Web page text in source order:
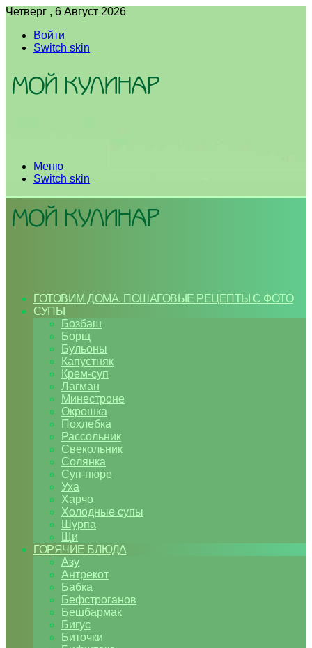
Четверг , 6 Август 2026
Войти
Switch skin
Меню
Switch skin
ГОТОВИМ ДОМА. ПОШАГОВЫЕ РЕЦЕПТЫ С ФОТО
СУПЫ
Бозбаш
Борщ
Бульоны
Капустняк
Крем-суп
Лагман
Минестроне
Окрошка
Похлебка
Рассольник
Свекольник
Солянка
Суп-пюре
Уха
Харчо
Холодные супы
Шурпа
Щи
ГОРЯЧИЕ БЛЮДА
Азу
Антрекот
Бабка
Бефстроганов
Бешбармак
Бигус
Биточки